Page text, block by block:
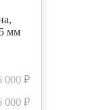
мм
000 ₽
000 ₽